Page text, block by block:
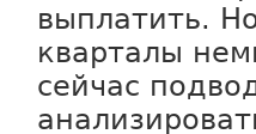
выплатить.
кварталы
сейчас